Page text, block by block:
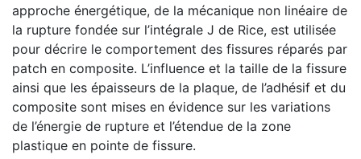
approche énergétique, de la mécanique non linéaire de
la rupture fondée sur l’intégrale J de Rice, est utilisée
pour décrire le comportement des fissures réparés par
patch en composite. L’influence et la taille de la fissure
ainsi que les épaisseurs de la plaque, de l’adhésif et du
composite sont mises en évidence sur les variations
de l’énergie de rupture et l’étendue de la zone
plastique en pointe de fissure.